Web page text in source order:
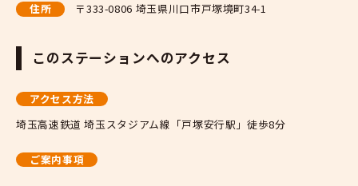
住所 〒333-0806 埼玉県川口市戸塚境町34-1
このステーションへのアクセス
アクセス方法
埼玉高速鉄道 埼玉スタジアム線「戸塚安行駅」徒歩8分
ご案内事項